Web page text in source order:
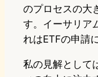
のプロセスの大
す。イーサリア
れはETFの申請
私の見解として